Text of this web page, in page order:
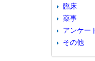
臨床
薬事
アンケー
その他